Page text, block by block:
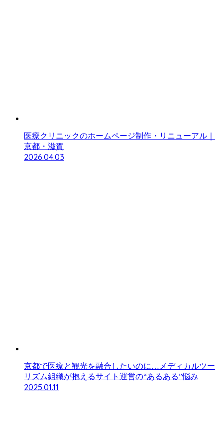
医療クリニックのホームページ制作・リニューアル｜
京都・滋賀
2026.04.03
京都で医療と観光を融合したいのに…メディカルツー
リズム組織が抱えるサイト運営の“あるある”悩み
2025.01.11